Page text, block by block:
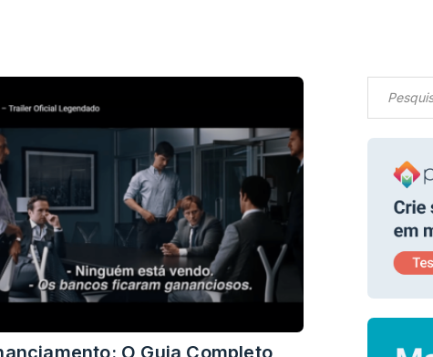
O Guia Completo